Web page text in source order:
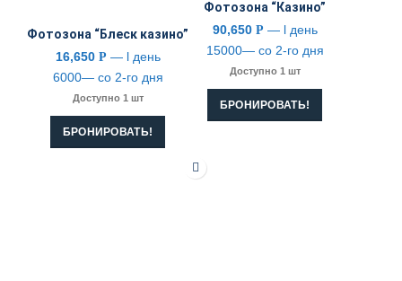
Фотозона “Блеск казино”
16,650 Р — l день
6000— со 2-го дня
Доступно 1 шт
БРОНИРОВАТЬ!
Фотозона “Казино”
90,650 Р — l день
15000— со 2-го дня
Доступно 1 шт
БРОНИРОВАТЬ!